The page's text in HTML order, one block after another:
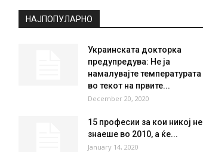
НАЈПОПУЛАРНО
Украинската докторка
предупредува: Не ја
намалувајте температурата
во текот на првите...
December 20, 2020
15 професии за кои никој не
знаеше во 2010, а ќе...
January 14, 2020